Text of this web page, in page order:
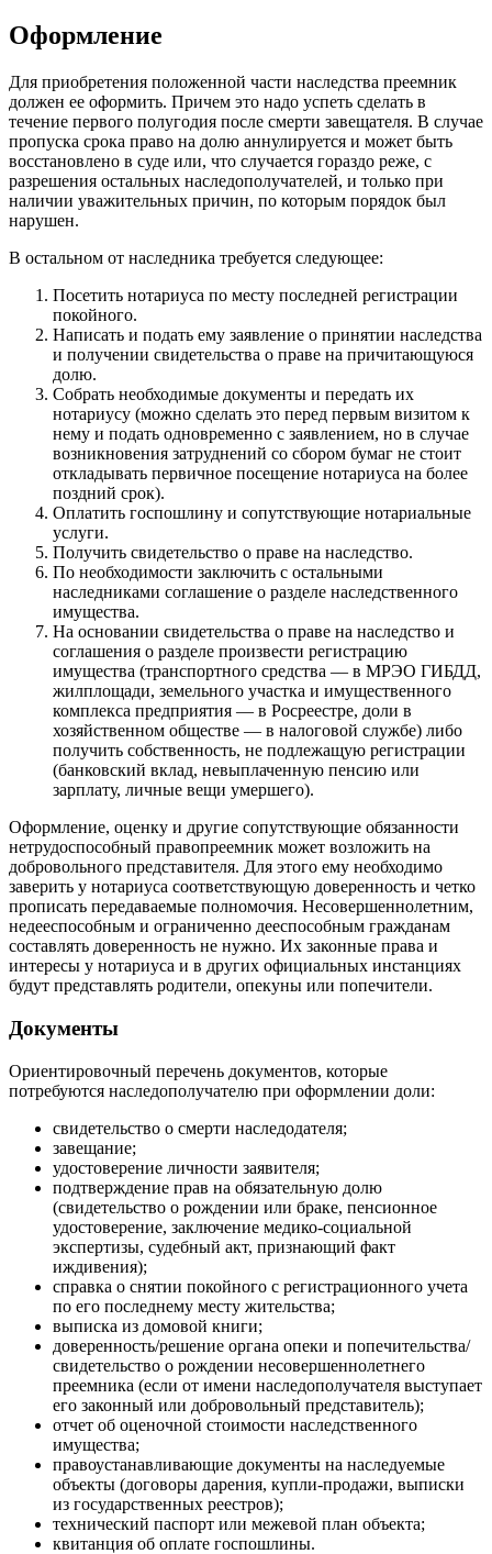
Оформление
Для приобретения положенной части наследства преемник
должен ее оформить. Причем это надо успеть сделать в
течение первого полугодия после смерти завещателя. В случае
пропуска срока право на долю аннулируется и может быть
восстановлено в суде или, что случается гораздо реже, с
разрешения остальных наследополучателей, и только при
наличии уважительных причин, по которым порядок был
нарушен.
В остальном от наследника требуется следующее:
Посетить нотариуса по месту последней регистрации
покойного.
Написать и подать ему заявление о принятии наследства
и получении свидетельства о праве на причитающуюся
долю.
Собрать необходимые документы и передать их
нотариусу (можно сделать это перед первым визитом к
нему и подать одновременно с заявлением, но в случае
возникновения затруднений со сбором бумаг не стоит
откладывать первичное посещение нотариуса на более
поздний срок).
Оплатить госпошлину и сопутствующие нотариальные
услуги.
Получить свидетельство о праве на наследство.
По необходимости заключить с остальными
наследниками соглашение о разделе наследственного
имущества.
На основании свидетельства о праве на наследство и
соглашения о разделе произвести регистрацию
имущества (транспортного средства — в МРЭО ГИБДД,
жилплощади, земельного участка и имущественного
комплекса предприятия — в Росреестре, доли в
хозяйственном обществе — в налоговой службе) либо
получить собственность, не подлежащую регистрации
(банковский вклад, невыплаченную пенсию или
зарплату, личные вещи умершего).
Оформление, оценку и другие сопутствующие обязанности
нетрудоспособный правопреемник может возложить на
добровольного представителя. Для этого ему необходимо
заверить у нотариуса соответствующую доверенность и четко
прописать передаваемые полномочия. Несовершеннолетним,
недееспособным и ограниченно дееспособным гражданам
составлять доверенность не нужно. Их законные права и
интересы у нотариуса и в других официальных инстанциях
будут представлять родители, опекуны или попечители.
Документы
Ориентировочный перечень документов, которые
потребуются наследополучателю при оформлении доли:
свидетельство о смерти наследодателя;
завещание;
удостоверение личности заявителя;
подтверждение прав на обязательную долю
(свидетельство о рождении или браке, пенсионное
удостоверение, заключение медико-социальной
экспертизы, судебный акт, признающий факт
иждивения);
справка о снятии покойного с регистрационного учета
по его последнему месту жительства;
выписка из домовой книги;
доверенность/решение органа опеки и попечительства/
свидетельство о рождении несовершеннолетнего
преемника (если от имени наследополучателя выступает
его законный или добровольный представитель);
отчет об оценочной стоимости наследственного
имущества;
правоустанавливающие документы на наследуемые
объекты (договоры дарения, купли-продажи, выписки
из государственных реестров);
технический паспорт или межевой план объекта;
квитанция об оплате госпошлины.